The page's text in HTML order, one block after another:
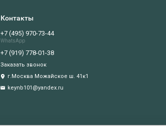
Контакты
+7 (495) 970-73-44
WhatsApp
+7 (919) 778-01-38
Заказать звонок
г.Москва Можайское ш. 41к1
keynb101@yandex.ru